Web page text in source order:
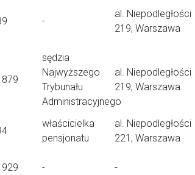
-
al. Niepodległości
219, Warszawa
sędzia
Najwyższego
Trybunału
Administracyjnego
al. Niepodległości
219, Warszawa
właścicielka
pensjonatu
al. Niepodległości
221, Warszawa
- -